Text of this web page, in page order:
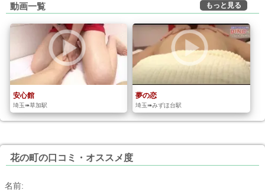
動画一覧 もっと見る
安心館
埼玉➠草加駅
夢の恋
埼玉➠みずほ台駅
花の町の口コミ・オススメ度
名前: